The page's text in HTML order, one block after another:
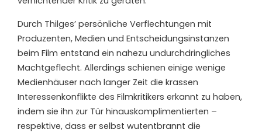
Durch Thilges’ persönliche Verflechtungen mit
Produzenten, Medien und Entscheidungsinstanzen
beim Film entstand ein nahezu undurchdringliches
Machtgeflecht. Allerdings schienen einige wenige
Medienhäuser nach langer Zeit die krassen
Interessenkonflikte des Filmkritikers erkannt zu haben,
indem sie ihn zur Tür hinauskomplimentierten –
respektive, dass er selbst wutentbrannt die